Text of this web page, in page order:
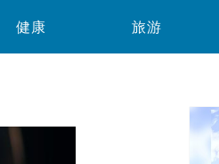
健康 旅游